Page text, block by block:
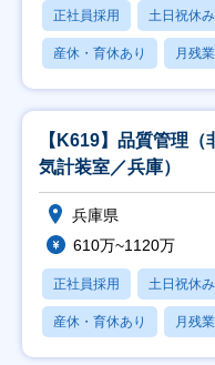
正社員採用 土日祝休み
産休・育休あり 月残
【K619】品質管理
気計装室／兵庫）
兵庫県
610万~1120万
正社員採用 土日祝休み
産休・育休あり 月残